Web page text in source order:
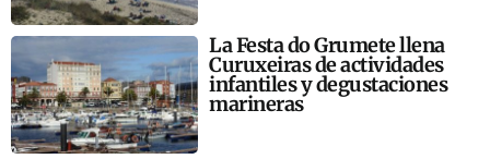
La Festa do Grumete llena
Curuxeiras de actividades
infantiles y degustaciones
marineras